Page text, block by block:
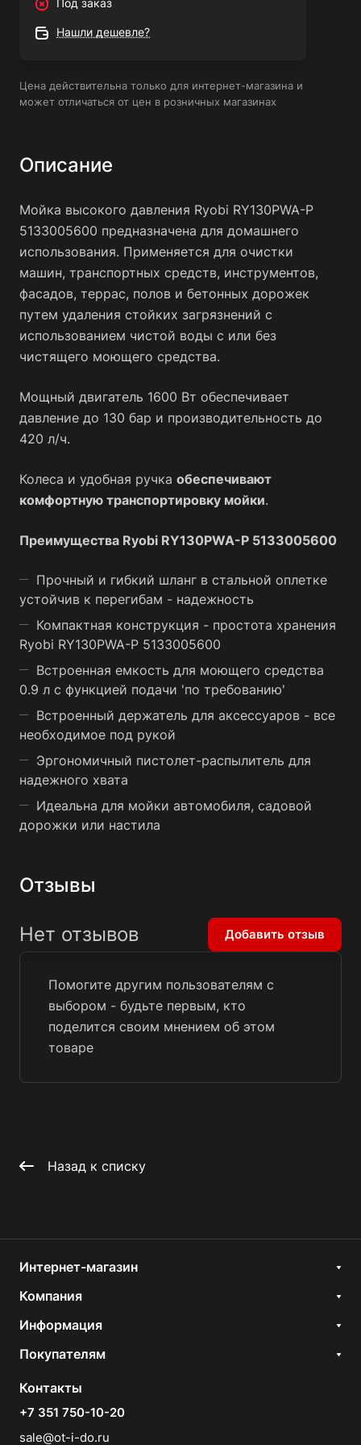
Идеальна для мойки автомобиля, садовой дорожки
или настила
Под заказ
Нашли дешевле?
Цена действительна только для интернет-магазина и
может отличаться от цен в розничных магазинах
Описание
Мойка высокого давления Ryobi RY130PWA-P
5133005600 предназначена для домашнего
использования. Применяется для очистки
машин, транспортных средств, инструментов,
фасадов, террас, полов и бетонных дорожек
путем удаления стойких загрязнений с
использованием чистой воды с или без
чистящего моющего средства.
Мощный двигатель 1600 Вт обеспечивает
давление до 130 бар и производительность до
420 л/ч.
Колеса и удобная ручка обеспечивают
комфортную транспортировку мойки.
Преимущества Ryobi RY130PWA-P 5133005600
Прочный и гибкий шланг в стальной оплетке
устойчив к перегибам - надежность
Компактная конструкция - простота хранения
Ryobi RY130PWA-P 5133005600
Встроенная емкость для моющего средства
0.9 л с функцией подачи 'по требованию'
Встроенный держатель для аксессуаров - все
необходимое под рукой
Эргономичный пистолет-распылитель для
надежного хвата
Идеальна для мойки автомобиля, садовой
дорожки или настила
Отзывы
Помогите другим пользователям с
выбором - будьте первым, кто
поделится своим мнением об этом
товаре
Нет отзывов Добавить отзыв
Назад к списку
Интернет-магазин
Компания
Информация
Покупателям
Контакты
+7 351 750-10-20
sale@ot-i-do.ru